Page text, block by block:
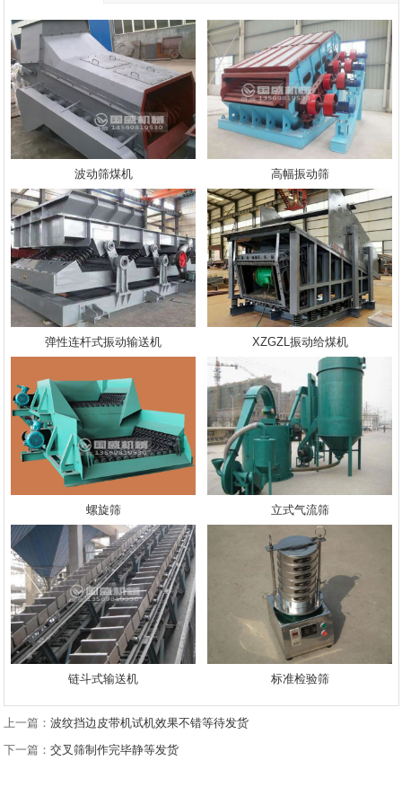
波动筛煤机 高幅振动筛
弹性连杆式振动输送机 XZGZL振动给煤机
螺旋筛 立式气流筛
链斗式输送机 标准检验筛
上一篇：波纹挡边皮带机试机效果不错等待发货
下一篇：交叉筛制作完毕静等发货